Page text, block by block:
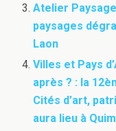
Atelier
paysages
Laon
Villes et Pays
après ? : la
Cités d’art,
aura lieu à